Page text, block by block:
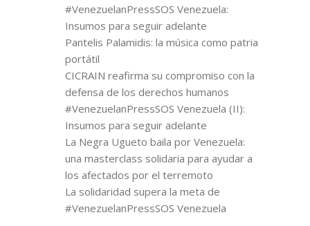
#VenezuelanPressSOS Venezuela:
Insumos para seguir adelante
Pantelis Palamidis: la música como patria
portátil
CICRAIN reafirma su compromiso con la
defensa de los derechos humanos
#VenezuelanPressSOS Venezuela (II):
Insumos para seguir adelante
La Negra Ugueto baila por Venezuela:
una masterclass solidaria para ayudar a
los afectados por el terremoto
La solidaridad supera la meta de
#VenezuelanPressSOS Venezuela